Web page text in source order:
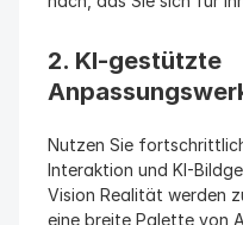
2. KI-gestützte
Nutzen Sie
Interaktion und KI-
Vision Realität werden
eine breite Palette von